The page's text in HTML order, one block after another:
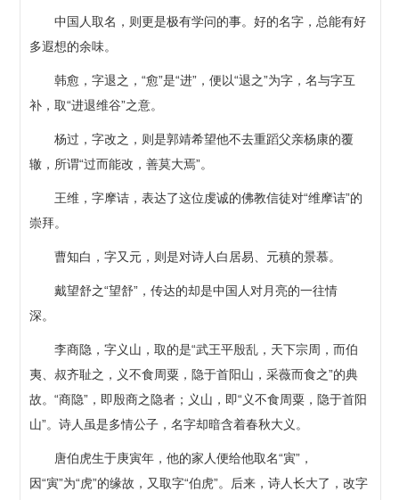
中国人取名，则更是极有学问的事。好的名字，总能有好
多遐想的余味。
韩愈，字退之，“愈”是“进”，便以“退之”为字，名与字互
补，取“进退维谷”之意。
杨过，字改之，则是郭靖希望他不去重蹈父亲杨康的覆
辙，所谓“过而能改，善莫大焉”。
王维，字摩诘，表达了这位虔诚的佛教信徒对“维摩诘”的
崇拜。
曹知白，字又元，则是对诗人白居易、元稹的景慕。
戴望舒之“望舒”，传达的却是中国人对月亮的一往情
深。
李商隐，字义山，取的是“武王平殷乱，天下宗周，而伯
夷、叔齐耻之，义不食周粟，隐于首阳山，采薇而食之”的典
故。“商隐”，即殷商之隐者；义山，即“义不食周粟，隐于首阳
山”。诗人虽是多情公子，名字却暗含着春秋大义。
唐伯虎生于庚寅年，他的家人便给他取名“寅”，
因“寅”为“虎”的缘故，又取字“伯虎”。后来，诗人长大了，改字